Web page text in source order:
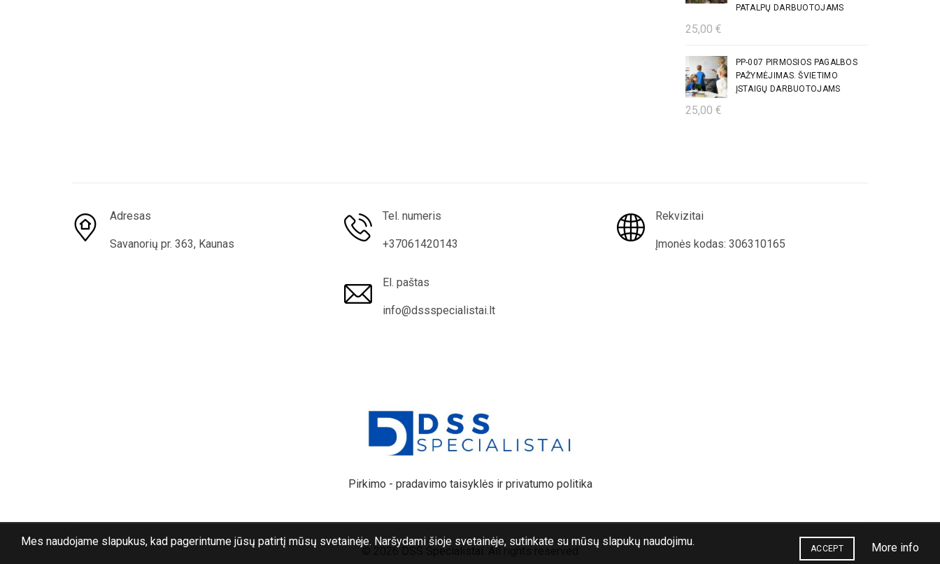
PATALPŲ DARBUOTOJAMS
25,00 €
PP-007 PIRMOSIOS PAGALBOS
PAŽYMĖJIMAS. ŠVIETIMO
ĮSTAIGŲ DARBUOTOJAMS
25,00 €
Adresas
Savanorių pr. 363, Kaunas
Tel. numeris
+37061420143
El. paštas
info@dssspecialistai.lt
Rekvizitai
Įmonės kodas: 306310165
Pirkimo - pradavimo taisyklės ir privatumo politika
© 2026 DSS Specialistai . All rights reserved
Mes naudojame slapukus, kad pagerintume jūsų patirtį mūsų svetainėje. Naršydami šioje svetainėje, sutinkate su mūsų slapukų naudojimu.
ACCEPT More info